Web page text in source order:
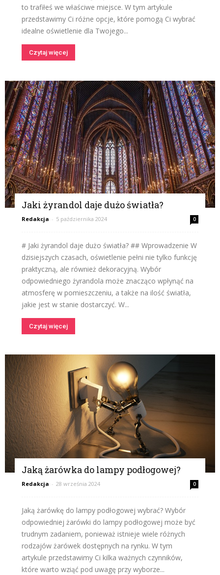
to trafiłeś we właściwe miejsce. W tym artykule
przedstawimy Ci różne opcje, które pomogą Ci wybrać
idealne oświetlenie dla Twojego...
Czytaj więcej
Jaki żyrandol daje dużo światła?
Redakcja - 5 października 2024 0
# Jaki żyrandol daje dużo światła? ## Wprowadzenie W
dzisiejszych czasach, oświetlenie pełni nie tylko funkcję
praktyczną, ale również dekoracyjną. Wybór
odpowiedniego żyrandola może znacząco wpłynąć na
atmosferę w pomieszczeniu, a także na ilość światła,
jakie jest w stanie dostarczyć. W...
Czytaj więcej
Jaką żarówka do lampy podłogowej?
Redakcja - 28 września 2024 0
Jaką żarówkę do lampy podłogowej wybrać? Wybór
odpowiedniej żarówki do lampy podłogowej może być
trudnym zadaniem, ponieważ istnieje wiele różnych
rodzajów żarówek dostępnych na rynku. W tym
artykule przedstawimy Ci kilka ważnych czynników,
które warto wziąć pod uwagę przy wyborze...